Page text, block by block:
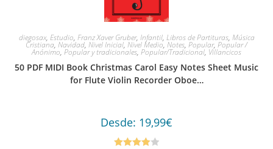
diegosax, Estudio, Franz Xaver Gruber, Infantil, Libros de Partituras, Música
Cristiana, Navidad, Nivel Inicial, Nivel Medio, Notes, Popular, Popular /
Anónimo, Popular y tradicionales, Popular/Tradicional, Villancicos
50 PDF MIDI Book Christmas Carol Easy Notes Sheet Music
for Flute Violin Recorder Oboe…
Desde: 19,99€